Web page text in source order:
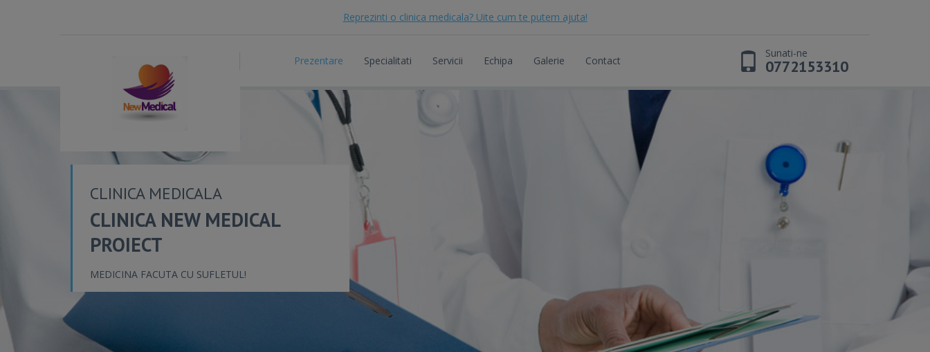
Reprezinti o clinica medicala? Uite cum te putem ajuta!
Prezentare Specialitati Servicii Echipa Galerie Contact
Sunati-ne
0772153310
CLINICA MEDICALA
CLINICA NEW MEDICAL
PROIECT
MEDICINA FACUTA CU SUFLETUL!